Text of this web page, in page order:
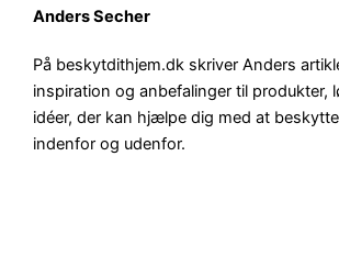
Anders Secher
På beskytdithjem.dk skriver Anders
inspiration og anbefalinger til produkter,
idéer, der kan hjælpe dig med at
indenfor og udenfor.